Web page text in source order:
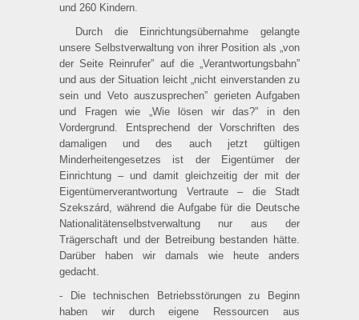
und 260 Kindern.
Durch die Einrichtungsübernahme gelangte
unsere Selbstverwaltung von ihrer Position als „von
der Seite Reinrufer” auf die „Verantwortungsbahn”
und aus der Situation leicht „nicht einverstanden zu
sein und Veto auszusprechen” gerieten Aufgaben
und Fragen wie „Wie lösen wir das?” in den
Vordergrund. Entsprechend der Vorschriften des
damaligen und des auch jetzt gültigen
Minderheitengesetzes ist der Eigentümer der
Einrichtung – und damit gleichzeitig der mit der
Eigentümerverantwortung Vertraute – die Stadt
Szekszárd, während die Aufgabe für die Deutsche
Nationalitäten­selbstverwaltung nur aus der
Trägerschaft und der Betreibung bestanden hätte.
Darüber haben wir damals wie heute anders
gedacht.
- Die technischen Betriebsstörungen zu Beginn
haben wir durch eigene Ressourcen aus